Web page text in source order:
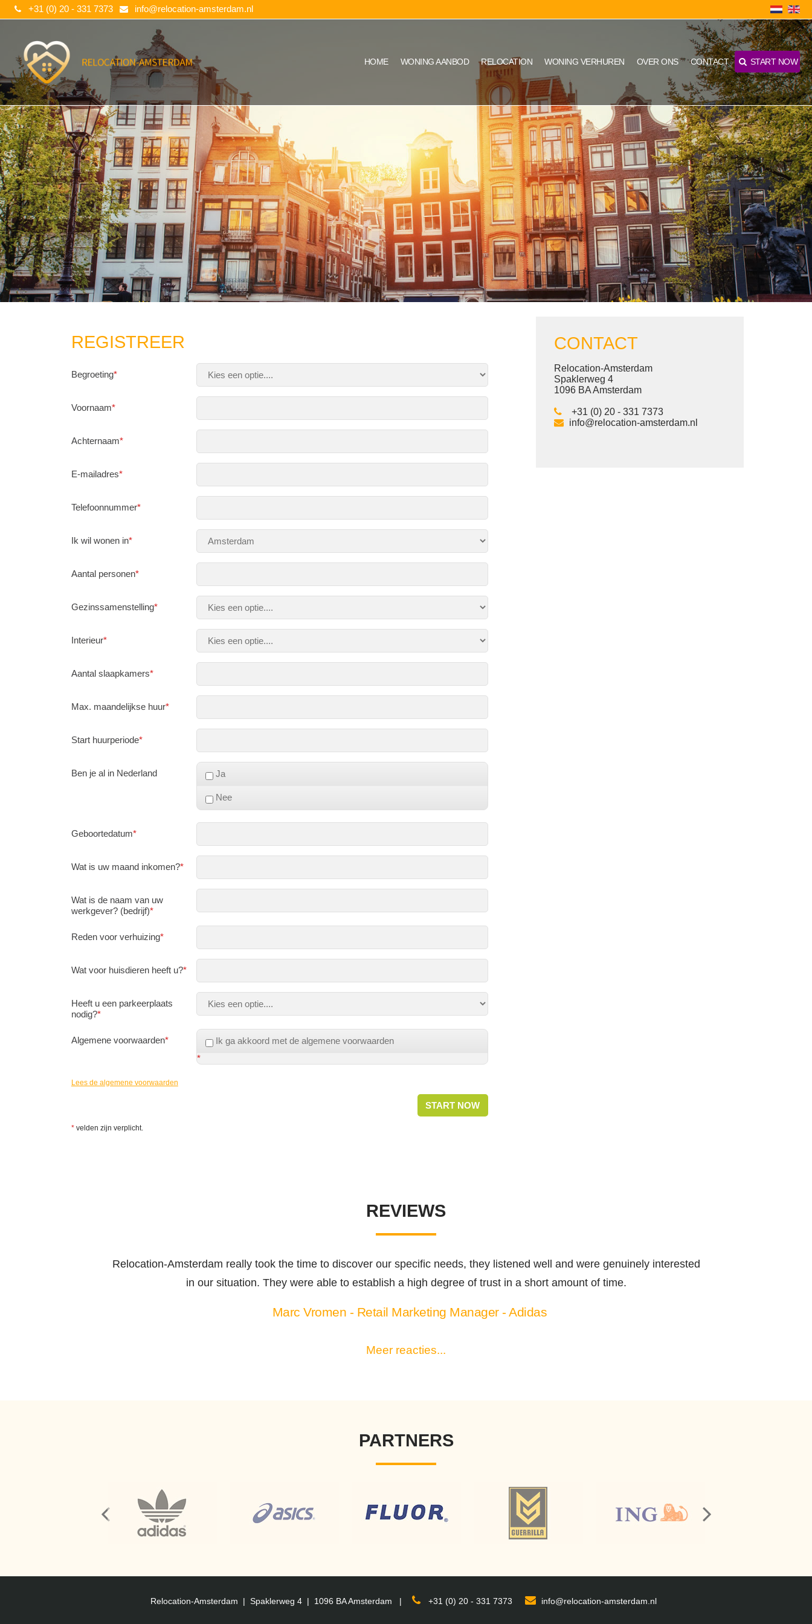
+31 (0) 20 - 331 7373 info@relocation-amsterdam.nl
HOME WONING AANBOD RELOCATION WONING VERHUREN OVER ONS CONTACT START NOW
REGISTREER
Begroeting*
Voornaam*
Achternaam*
E-mailadres*
Telefoonnummer*
Ik wil wonen in*
Aantal personen*
Gezinssamenstelling*
Interieur*
Aantal slaapkamers*
Max. maandelijkse huur*
Start huurperiode*
Ben je al in Nederland Ja
Nee
Geboortedatum*
Wat is uw maand inkomen?*
Wat is de naam van uw
werkgever? (bedrijf)*
Reden voor verhuizing*
Wat voor huisdieren heeft u?*
Heeft u een parkeerplaats
nodig?*
Algemene voorwaarden*
Ik ga akkoord met de algemene voorwaarden
*
Lees de algemene voorwaarden
START NOW
*velden zijn verplicht.
CONTACT
Relocation-Amsterdam
Spaklerweg 4
1096 BA Amsterdam
+31 (0) 20 - 331 7373
info@relocation-amsterdam.nl
REVIEWS
Relocation-Amsterdam really took the time to discover our specific needs, they listened well and were genuinely interested
in our situation. They were able to establish a high degree of trust in a short amount of time.
Marc Vromen - Retail Marketing Manager - Adidas
Meer reacties...
PARTNERS
Relocation-Amsterdam | Spaklerweg 4 | 1096 BA Amsterdam | +31 (0) 20 - 331 7373 info@relocation-amsterdam.nl